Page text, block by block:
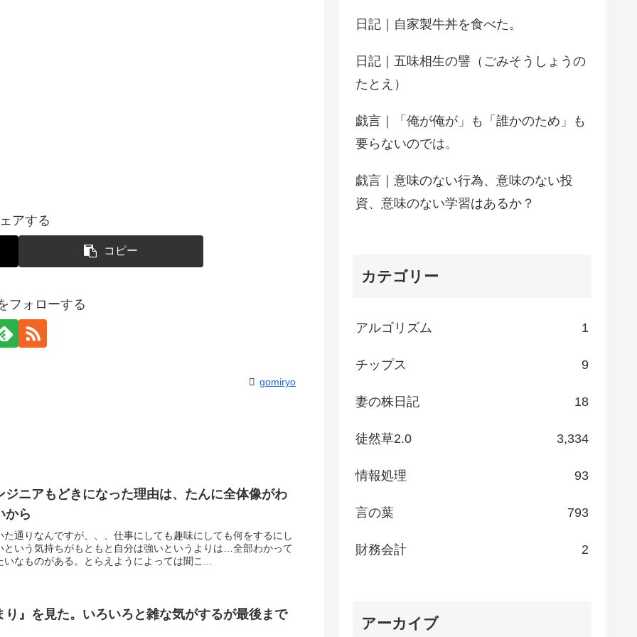
アする
コピー
フォローする
gomiryo
ジニアもどきになった理由は、たんに全体像がわ
から
通りなんですが、、、仕事にしても趣味にしても何をするにし
という気持ちがもともと自分は強いというよりは…全部わかって
なものがある。とらえようによっては聞こ...
り』を見た。いろいろと雑な気がするが最後まで
日記｜自家製牛丼を食べた。
日記｜五味相生の譬（ごみそうしょうの
たとえ）
戯言｜「俺が俺が」も「誰かのため」も
要らないのでは。
戯言｜意味のない行為、意味のない投
資、意味のない学習はあるか？
カテゴリー
アルゴリズム 1
チップス 9
妻の株日記 18
徒然草2.0 3,334
情報処理 93
言の葉 793
財務会計 2
アーカイブ